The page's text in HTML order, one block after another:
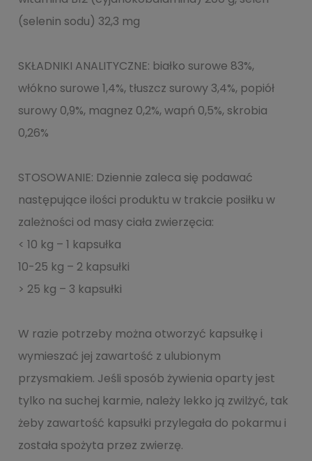
(selenin sodu) 32,3 mg
SKŁADNIKI ANALITYCZNE: białko surowe 83%,
włókno surowe 1,4%, tłuszcz surowy 3,4%, popiół
surowy 0,9%, magnez 0,2%, wapń 0,5%, skrobia
0,26%
STOSOWANIE: Dziennie zaleca się podawać
następujące ilości produktu w trakcie posiłku w
zależności od masy ciała zwierzęcia:
< 10 kg – 1 kapsułka
10-25 kg – 2 kapsułki
> 25 kg – 3 kapsułki
W razie potrzeby można otworzyć kapsułkę i
wymieszać jej zawartość z ulubionym
przysmakiem. Jeśli sposób żywienia oparty jest
tylko na suchej karmie, należy lekko ją zwilżyć, tak
żeby zawartość kapsułki przylegała do pokarmu i
została spożyta przez zwierzę.